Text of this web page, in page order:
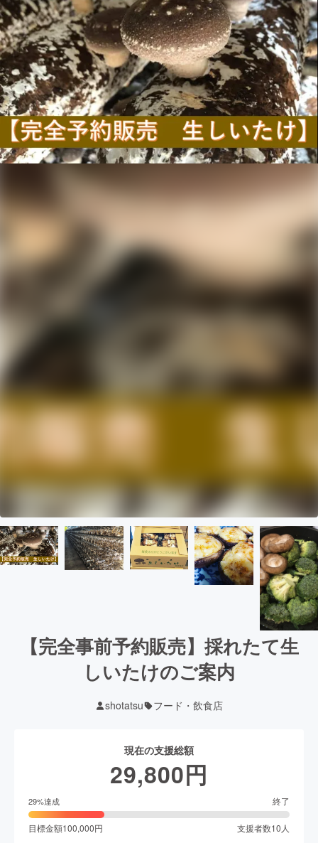
【完全事前予約販売】採れたて生
しいたけのご案内
shotatsu フード・飲食店
現在の支援総額
29,800円
29%達成 終了
目標金額100,000円 支援者数10 人